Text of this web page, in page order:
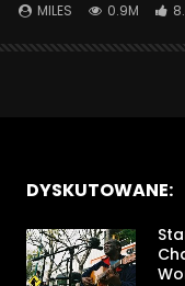
MILES 0.9M
DYSKUTOWANE: